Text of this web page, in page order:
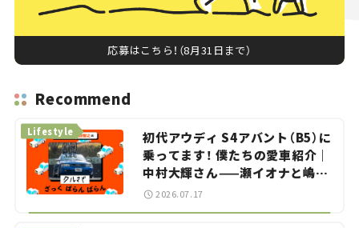
応募はこちら！（8月31日まで）
Recommend
初代アウディ S4アバント（B5）に
乗ってます！ 僕たちの愛車紹介｜
中村大輝さん——瀬イオナと嶋田
智之の「クルマでざっくばらんば
らん！」＃20
Lifestyle
2026.07.17